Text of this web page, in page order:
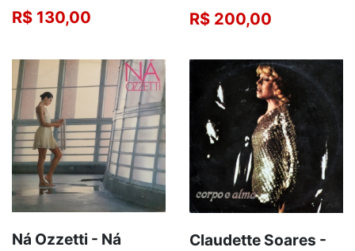
R$ 130,00 R$ 200,00
Ná Ozzetti - Ná
Claudette Soares -